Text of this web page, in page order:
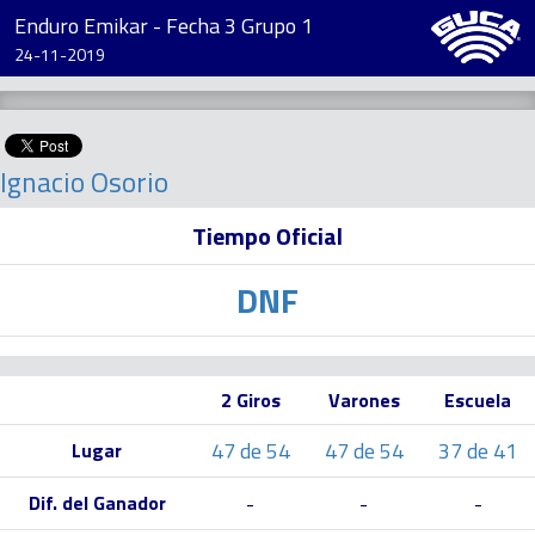
Enduro Emikar - Fecha 3 Grupo 1
24-11-2019
Ignacio Osorio
Tiempo Oficial
DNF
2 Giros Varones
Escuela
Lugar
47 de 54 47 de 54 37 de 41
Dif. del Ganador - - -